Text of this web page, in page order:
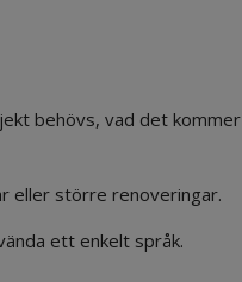
behövs, vad det kommer
eller större renoveringar.
ett enkelt språk.